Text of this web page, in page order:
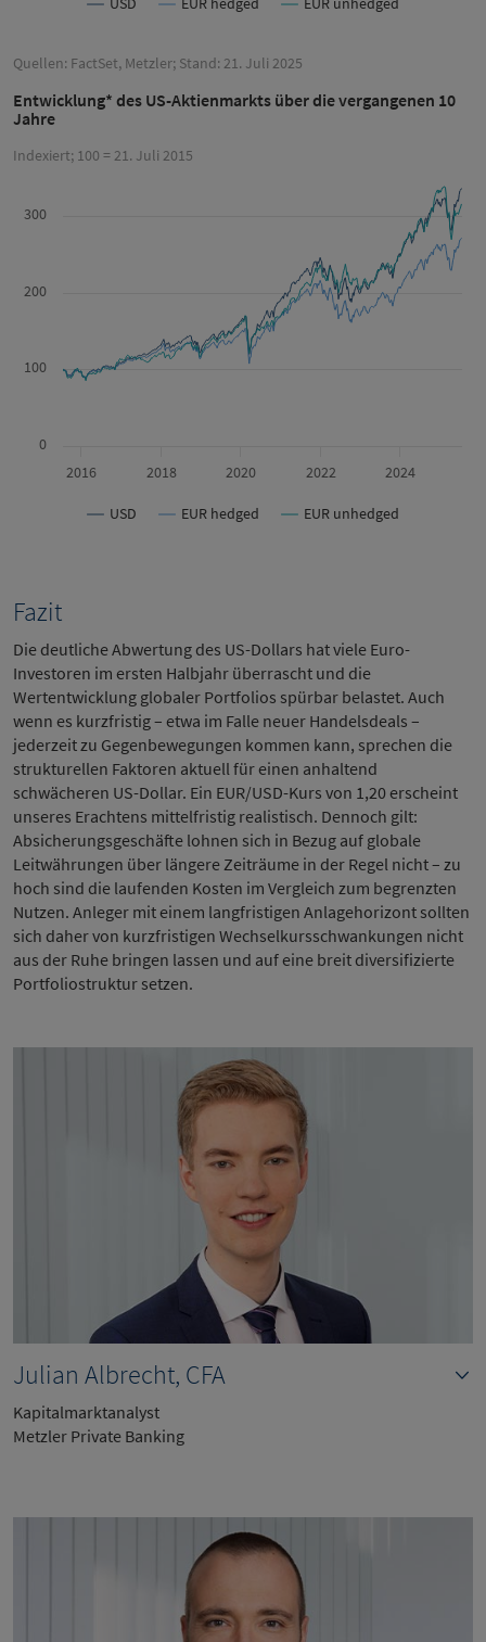
Quellen: FactSet, Metzler; Stand: 21. Juli 2025
Entwicklung* des US-Aktienmarkts über die vergangenen 10
Jahre
Indexiert; 100 = 21. Juli 2015
USD EUR hedged EUR unhedged
2016 2018 2020 2022 2024
0
100
200
300
Fazit
Die deutliche Abwertung des US-Dollars hat viele Euro-
Investoren im ersten Halbjahr überrascht und die
Wertentwicklung globaler Portfolios spürbar belastet. Auch
wenn es kurzfristig – etwa im Falle neuer Handelsdeals –
jederzeit zu Gegenbewegungen kommen kann, sprechen die
strukturellen Faktoren aktuell für einen anhaltend
schwächeren US-Dollar. Ein EUR/USD-Kurs von 1,20 erscheint
unseres Erachtens mittelfristig realistisch. Dennoch gilt:
Absicherungsgeschäfte lohnen sich in Bezug auf globale
Leitwährungen über längere Zeiträume in der Regel nicht – zu
hoch sind die laufenden Kosten im Vergleich zum begrenzten
Nutzen. Anleger mit einem langfristigen Anlagehorizont sollten
sich daher von kurzfristigen Wechselkursschwankungen nicht
aus der Ruhe bringen lassen und auf eine breit diversifizierte
Portfoliostruktur setzen.
Julian Albrecht, CFA
Kapitalmarktanalyst
Metzler Private Banking